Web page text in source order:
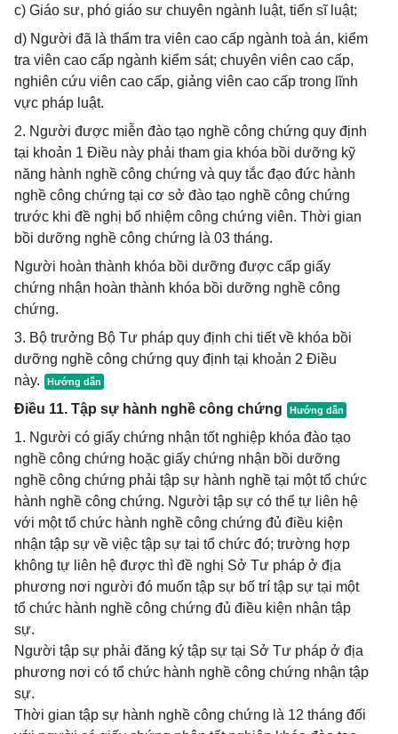
c) Giáo sư, phó giáo sư chuyên ngành luật, tiến sĩ luật;
d) Người đã là thẩm tra viên cao cấp ngành toà án, kiểm
tra viên cao cấp ngành kiểm sát; chuyên viên cao cấp,
nghiên cứu viên cao cấp, giảng viên cao cấp trong lĩnh
vực pháp luật.
2. Người được miễn đào tạo nghề công chứng quy định
tại khoản 1 Điều này phải tham gia khóa bồi dưỡng kỹ
năng hành nghề công chứng và quy tắc đạo đức hành
nghề công chứng tại cơ sở đào tạo nghề công chứng
trước khi đề nghị bổ nhiệm công chứng viên. Thời gian
bồi dưỡng nghề công chứng là 03 tháng.
Người hoàn thành khóa bồi dưỡng được cấp giấy
chứng nhận hoàn thành khóa bồi dưỡng nghề công
chứng.
3. Bộ trưởng Bộ Tư pháp quy định chi tiết về khóa bồi
dưỡng nghề công chứng quy định tại khoản 2 Điều
này.
Điều 11. Tập sự hành nghề công chứng
1. Người có giấy chứng nhận tốt nghiệp khóa đào tạo
nghề công chứng hoặc giấy chứng nhận bồi dưỡng
nghề công chứng phải tập sự hành nghề tại một tổ chức
hành nghề công chứng. Người tập sự có thể tự liên hệ
với một tổ chức hành nghề công chứng đủ điều kiện
nhận tập sự về việc tập sự tại tổ chức đó; trường hợp
không tự liên hệ được thì đề nghị Sở Tư pháp ở địa
phương nơi người đó muốn tập sự bố trí tập sự tại một
tổ chức hành nghề công chứng đủ điều kiện nhận tập
sự.
Người tập sự phải đăng ký tập sự tại Sở Tư pháp ở địa
phương nơi có tổ chức hành nghề công chứng nhận tập
sự.
Thời gian tập sự hành nghề công chứng là 12 tháng đối